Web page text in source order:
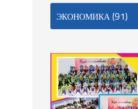
ЭКОНОМИКА(91)